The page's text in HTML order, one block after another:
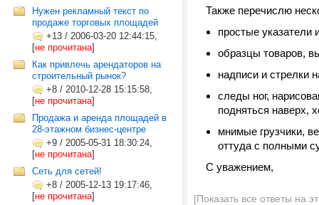
Нужен рекламный текст по
продаже торговых площадей
+13 / 2006-03-20 12:44:15,
[не прочитана]
Как привлечь арендаторов на
строительный рынок?
+8 / 2010-12-28 15:15:58,
[не прочитана]
Продажа и аренда площадей в
28-этажном бизнес-центре
+9 / 2005-05-31 18:30:24,
[не прочитана]
Сеть для сетей!
+8 / 2005-12-13 19:17:46,
[не прочитана]
Также перечислю
простые указатели
образцы товаров,
надписи и стрелки
следы ног,
подняться наверх,
мнимые грузчики,
оттуда с полными
С уважением,
[Показать все ответы на